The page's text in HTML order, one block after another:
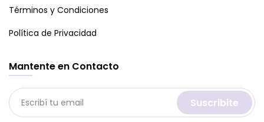
Términos y Condiciones
Política de Privacidad
Mantente en Contacto
Suscribite